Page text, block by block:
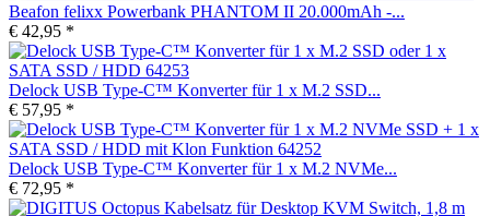
Beafon felixx Powerbank PHANTOM II 20.000mAh -...
€ 42,95 *
Delock USB Type-C™ Konverter für 1 x M.2 SSD...
€ 57,95 *
Delock USB Type-C™ Konverter für 1 x M.2 NVMe...
€ 72,95 *